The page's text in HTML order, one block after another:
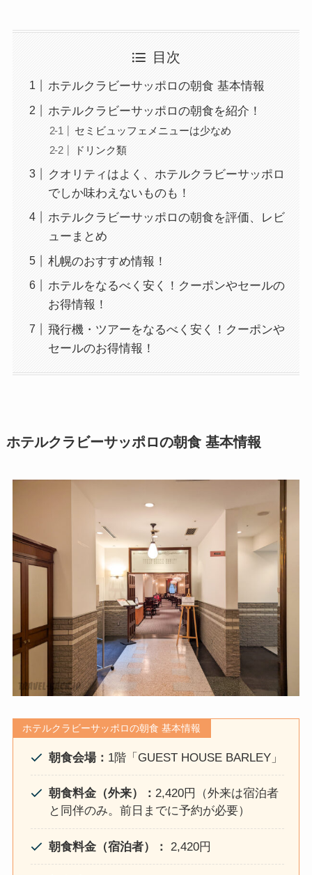
目次
ホテルクラビーサッポロの朝食 基本情報
ホテルクラビーサッポロの朝食を紹介！
セミビュッフェメニューは少なめ
ドリンク類
クオリティはよく、ホテルクラビーサッポロ
でしか味わえないものも！
ホテルクラビーサッポロの朝食を評価、レビ
ューまとめ
札幌のおすすめ情報！
ホテルをなるべく安く！クーポンやセールの
お得情報！
飛行機・ツアーをなるべく安く！クーポンや
セールのお得情報！
ホテルクラビーサッポロの朝食 基本情報
ホテルクラビーサッポロの朝食 基本情報
朝食会場： 1階「GUEST HOUSE BARLEY」
朝食料金（外来）： 2,420円（外来は宿泊者
と同伴のみ。前日までに予約が必要）
朝食料金（宿泊者）： 2,420円